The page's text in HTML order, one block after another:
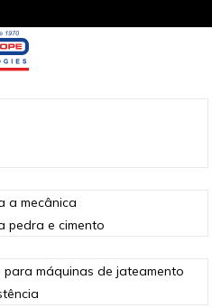
a mecânica
pedra e cimento
máquinas de jateamento